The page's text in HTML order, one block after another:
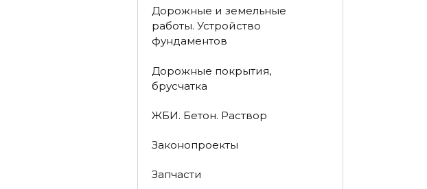
Дорожные и земельные
работы. Устройство
фундаментов
Дорожные покрытия,
брусчатка
ЖБИ. Бетон. Раствор
Законопроекты
Запчасти